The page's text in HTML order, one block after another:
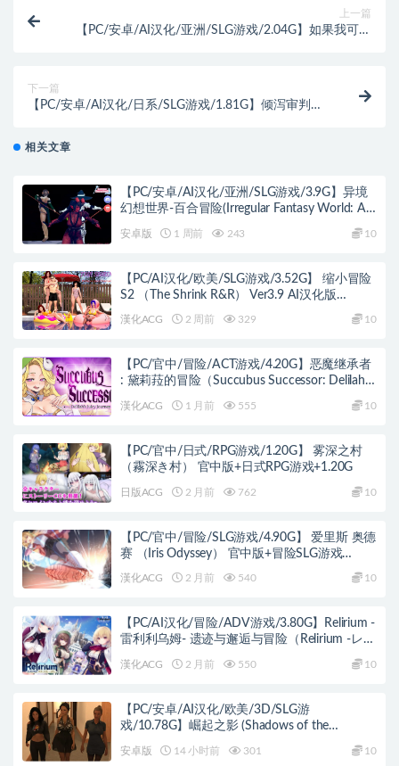
上一篇
【PC/安卓/AI汉化/亚洲/SLG游戏/2.04G】如果我可以
下一篇
【PC/安卓/AI汉化/日系/SLG游戏/1.81G】倾泻审判
相关文章
【PC/安卓/AI汉化/亚洲/SLG游戏/3.9G】异境
幻想世界-百合冒险(Irregular Fantasy World: A
Sapphic Adventure)Ep.12 AI汉化版+PC+安卓
+亚洲SLG游戏+3.9G
安卓版 1 周前 243 10
【PC/AI汉化/欧美/SLG游戏/3.52G】 缩小冒险
S2 （The Shrink R&R） Ver3.9 AI汉化版
漢化ACG 2 周前 329 10
【PC/官中/冒险/ACT游戏/4.20G】恶魔继承者
: 黛莉菈的冒险（Succubus Successor: Delilah’s
Juicy Journey） Ver1.0.016 官中步兵版+存档
+冒险ACT游戏+4.20G
漢化ACG 1 月前 555 10
【PC/官中/日式/RPG游戏/1.20G】 雾深之村
（霧深き村） 官中版+日式RPG游戏+1.20G
日版ACG 2 月前 762 10
【PC/官中/冒险/SLG游戏/4.90G】 爱里斯 奥德
赛 （Iris Odyssey） 官中版+冒险SLG游戏
漢化ACG 2 月前 540 10
【PC/AI汉化/冒险/ADV游戏/3.80G】Relirium -
雷利利乌姆- 遗迹与邂逅与冒险（Relirium -レリ
リウム- 遺跡と出逢いと冒険と）Ver1.0.1 AI汉
化版+全CG存档+冒险ADV游戏+3.80G
漢化ACG 2 月前 550 10
【PC/安卓/AI汉化/欧美/3D/SLG游
戏/10.78G】崛起之影 (Shadows of the
Ascendant) Day 3 August AI汉化版 PC+安卓
+欧美3D SLG+10.78G
安卓版 14 小时前 301 10